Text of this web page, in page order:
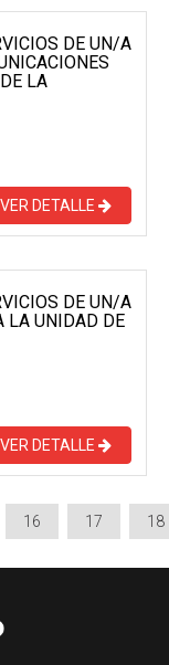
DE UN/A
LA
VER DETALLE
DE UN/A
LA UNIDAD DE
VER DETALLE
16 17 18